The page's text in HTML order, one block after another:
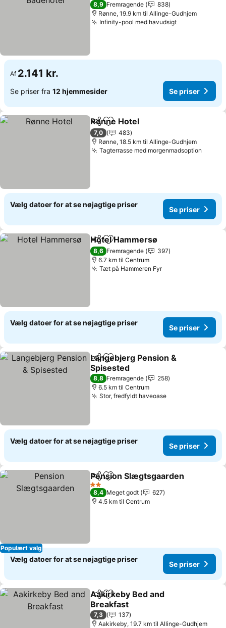
8,9 Fremragende
838
Rønne, 19.9 km til Allinge-Gudhjem
Infinity-pool med havudsigtSe priser
Af 2.141 kr.
Se priser fra 12 hjemmesider Se priser
Del Føj til favoritter
Rønne Hotel
7,0
483
Rønne, 18.5 km til Allinge-Gudhjem
Tagterrasse med morgenmadsoption
Vælg datoer for at se nøjagtige priser
Se priser
Del Føj til favoritter
Hotel Hammersø
8,6 Fremragende
397
6.7 km til Centrum
Tæt på Hammeren FyrSe priser
Vælg datoer for at se nøjagtige priser
Se priser
Del Føj til favoritter
Langebjerg Pension &
Spisested
Se priser
8,8 Fremragende
258
6.5 km til Centrum
Stor, fredfyldt haveoaseSe priser
Vælg datoer for at se nøjagtige priser
Se priser
Populært valg
Del Føj til favoritter
Pension Slægtsgaarden
2 Stjerner
8,4 Meget godt
627
4.5 km til Centrum
Vælg datoer for at se nøjagtige priser
Se priser
Del Føj til favoritter
Aakirkeby Bed and
Breakfast
Se priser
7,3
137
Aakirkeby, 19.7 km til Allinge-Gudhjem